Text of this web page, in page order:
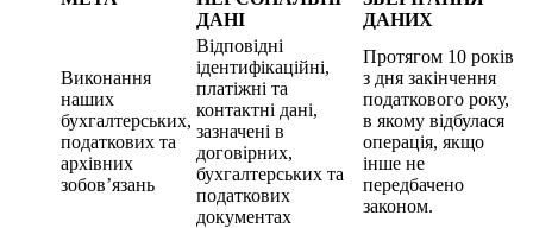
ДАНІ
ДАНИХ
Виконання
наших
бухгалтерських,
податкових та
архівних
зобов’язань
Відповідні
ідентифікаційні,
платіжні та
контактні дані,
зазначені в
договірних,
бухгалтерських та
податкових
документах
Протягом 10 років
з дня закінчення
податкового року,
в якому відбулася
операція, якщо
інше не
передбачено
законом.